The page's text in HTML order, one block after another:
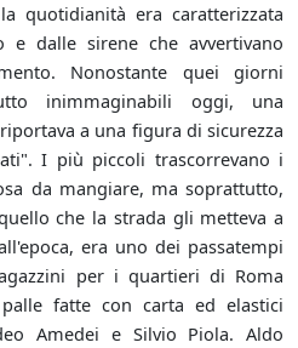
quotidianità era caratterizzata
e dalle sirene che avvertivano
Nonostante quei giorni
inimmaginabili oggi, una
a una figura di sicurezza
I più piccoli trascorrevano i
da mangiare, ma soprattutto,
che la strada gli metteva a
era uno dei passatempi
per i quartieri di Roma
fatte con carta ed elastici
Amedei e Silvio Piola. Aldo